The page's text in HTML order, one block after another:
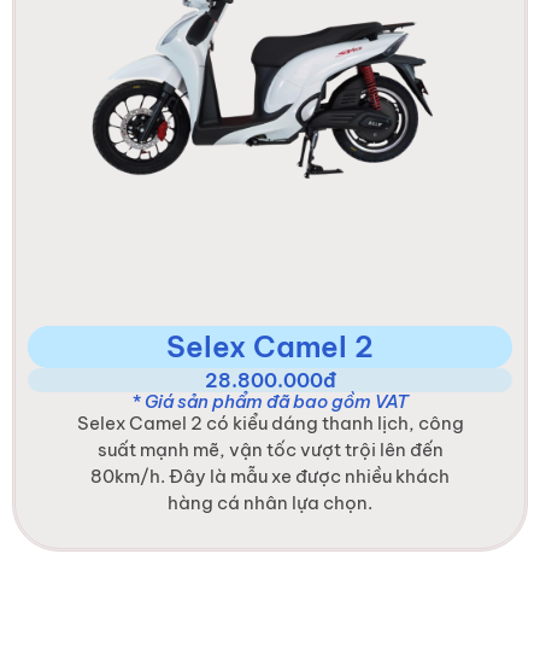
Selex Camel 2
28.800.000đ
* Giá sản phẩm đã bao gồm VAT
Selex Camel 2 có kiểu dáng thanh lịch, công
suất mạnh mẽ, vận tốc vượt trội lên đến
80km/h. Đây là mẫu xe được nhiều khách
hàng cá nhân lựa chọn.